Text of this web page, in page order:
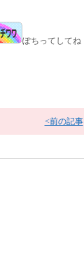
ぽちってしてね
<前の記事